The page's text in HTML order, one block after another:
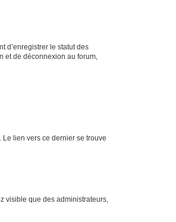
d’enregistrer le statut des
et de déconnexion au forum,
lien vers ce dernier se trouve
visible que des administrateurs,